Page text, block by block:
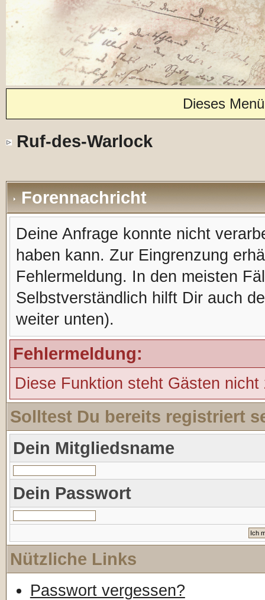
Dieses
Ruf-des-Warlock
Forennachricht
Deine Anfrage konnte nicht
haben kann. Zur Eingrenzung
Fehlermeldung. In den meisten
Selbstverständlich hilft Dir auch
weiter unten).
Fehlermeldung:
Diese Funktion steht Gästen nicht
Solltest Du bereits registriert
Dein Mitgliedsname
Dein Passwort
Nützliche Links
Passwort vergessen?